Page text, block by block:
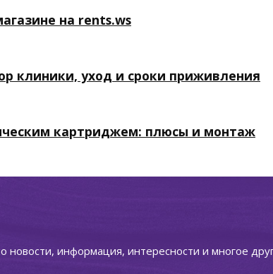
на rents.ws
клиники, уход и сроки приживления
картриджем: плюсы и монтаж
новости, информация, интересности и многое